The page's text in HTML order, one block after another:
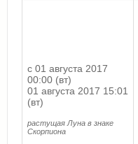
с 01 августа 2017
00:00 (вт)
01 августа 2017 15:01
(вт)
растущая Луна в знаке
Скорпиона